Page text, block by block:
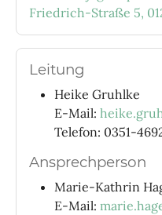
Friedrich-Straße 5,
Leitung
Heike Gruhlke
E-Mail:
Telefon: 0351-
Ansprechperson
Marie-Kathrin
E-Mail: